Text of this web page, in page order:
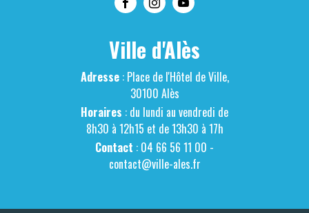
Ville d'Alès
Adresse: Place de l'Hôtel de Ville,
30100 Alès
Horaires : du lundi au vendredi de
8h30 à 12h15 et de 13h30 à 17h
Contact : 04 66 56 11 00 -
contact@ville-ales.fr